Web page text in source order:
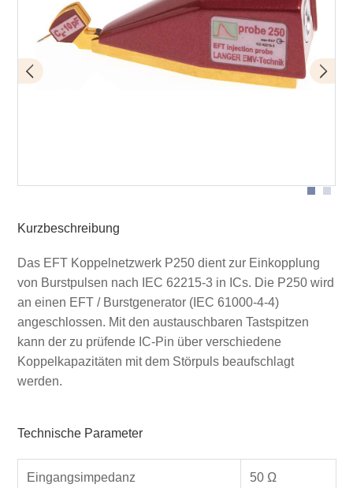
Kurzbeschreibung
Das EFT Koppelnetzwerk P250 dient zur Einkopplung
von Burstpulsen nach IEC 62215-3 in ICs. Die P250 wird
an einen EFT / Burstgenerator (IEC 61000-4-4)
angeschlossen. Mit den austauschbaren Tastspitzen
kann der zu prüfende IC-Pin über verschiedene
Koppelkapazitäten mit dem Störpuls beaufschlagt
werden.
Technische Parameter
Eingangsimpedanz 50 Ω